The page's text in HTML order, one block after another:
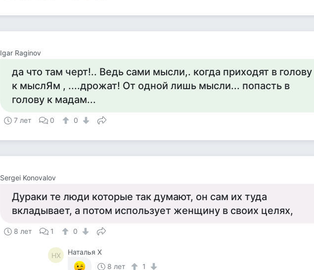
Igar Raginov
да что там черт!.. Ведь сами мысли,. когда приходят в голову
к мыслЯм , ....дрожат! От одной лишь мысли... попасть в
голову к мадам...
7 лет 0 0
Sergei Konovalov
Дураки те люди которые так думают, он сам их туда
вкладывает, а потом использует женщину в своих целях,
8 лет 1 0
НХ
Наталья Х
8 лет
1